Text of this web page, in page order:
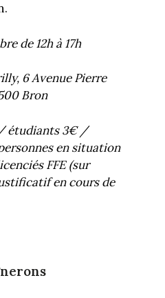
de 12h à 17h
6 Avenue Pierre
Bron
étudiants 3€ /
en situation
FFE (sur
en cours de